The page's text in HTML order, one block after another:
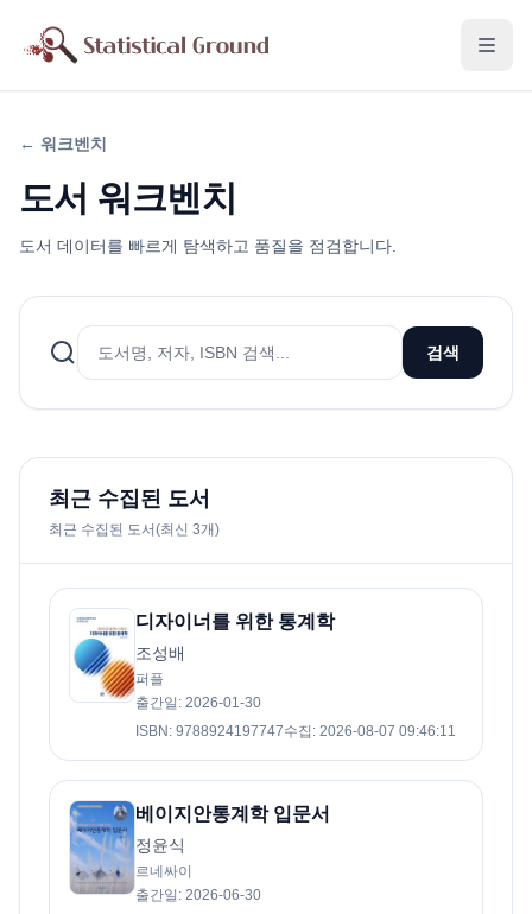
← 워크벤치
도서 워크벤치
도서 데이터를 빠르게 탐색하고 품질을 점검합니다.
검색
최근 수집된 도서
최근 수집된 도서(최신 3개)
디자이너를 위한 통계학
조성배
퍼플
출간일 : 2026-01-30
ISBN : 9788924197747수집 : 2026-08-07 09:46:11
베이지안통계학 입문서
정윤식
르네싸이
출간일 : 2026-06-30